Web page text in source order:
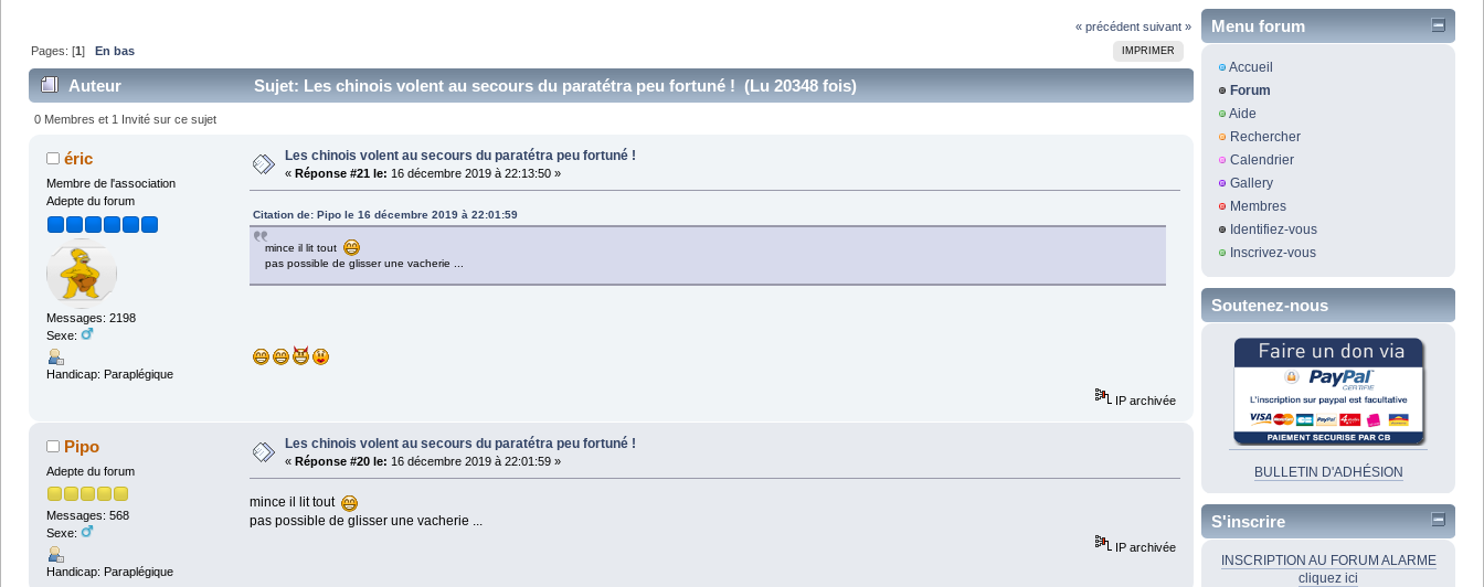
« précédent suivant »
IMPRIMER
Pages: [1] En bas
Auteur Sujet: Les chinois volent au secours du paratétra peu fortuné ! (Lu 20348 fois)
0 Membres et 1 Invité sur ce sujet
éric
Membre de l'association
Adepte du forum
Messages: 2198
Sexe:
Handicap: Paraplégique
Les chinois volent au secours du paratétra peu fortuné !
« Réponse #21 le: 16 décembre 2019 à 22:13:50 »
Citation de: Pipo le 16 décembre 2019 à 22:01:59
mince il lit tout
pas possible de glisser une vacherie ...
IP archivée
Pipo
Adepte du forum
Messages: 568
Sexe:
Handicap: Paraplégique
Les chinois volent au secours du paratétra peu fortuné !
« Réponse #20 le: 16 décembre 2019 à 22:01:59 »
mince il lit tout
pas possible de glisser une vacherie ...
IP archivée
Menu forum
Accueil
Forum
Aide
Rechercher
Calendrier
Gallery
Membres
Identifiez-vous
Inscrivez-vous
Soutenez-nous
BULLETIN D'ADHÉSION
S'inscrire
INSCRIPTION AU FORUM ALARME
cliquez ici